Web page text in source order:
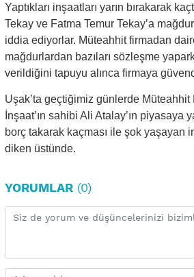
Yaptıkları inşaatları yarın bırakarak
Tekay ve Fatma Temur Tekay’a
iddia ediyorlar. Müteahhit firmadan
mağdurlardan bazıları sözleşme
verildiğini tapuyu alınca firmaya
Uşak’ta geçtiğimiz günlerde Müteahhit
İnşaat’ın sahibi Ali Atalay’ın piyasaya
borç takarak kaçması ile şok yaşayan
diken üstünde.
YORUMLAR (0)